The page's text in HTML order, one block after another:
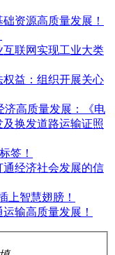
资源高质量发展！
联网实现工业大类
益：组织开展关心
济高质量发展：《电
换发道路运输证照
签！
经济社会发展的信
上智慧翅膀！
输高质量发展！